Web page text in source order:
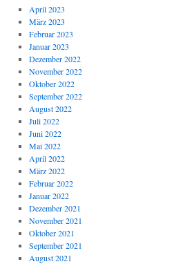
April 2023
März 2023
Februar 2023
Januar 2023
Dezember 2022
November 2022
Oktober 2022
September 2022
August 2022
Juli 2022
Juni 2022
Mai 2022
April 2022
März 2022
Februar 2022
Januar 2022
Dezember 2021
November 2021
Oktober 2021
September 2021
August 2021